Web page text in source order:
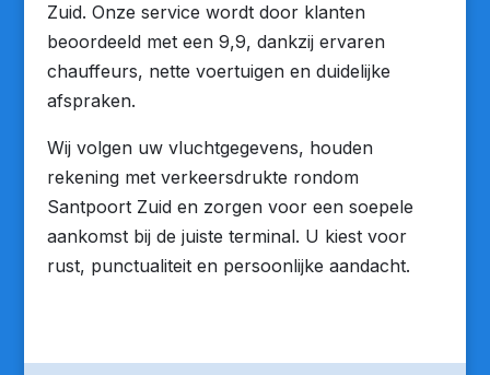
Zuid. Onze service wordt door klanten
beoordeeld met een 9,9, dankzij ervaren
chauffeurs, nette voertuigen en duidelijke
afspraken.
Wij volgen uw vluchtgegevens, houden
rekening met verkeersdrukte rondom
Santpoort Zuid en zorgen voor een soepele
aankomst bij de juiste terminal. U kiest voor
rust, punctualiteit en persoonlijke aandacht.